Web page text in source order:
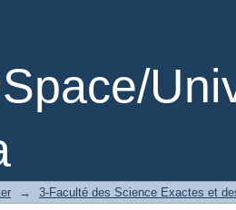
de quelques
→ 3-Faculté des Science Exactes et